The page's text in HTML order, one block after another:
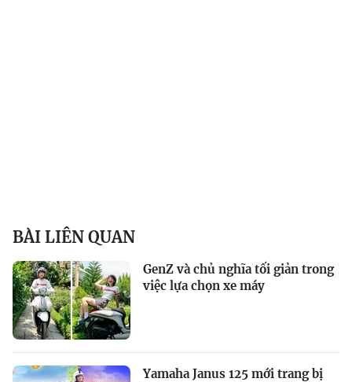
BÀI LIÊN QUAN
GenZ và chủ nghĩa tối giản trong
việc lựa chọn xe máy
Yamaha Janus 125 mới trang bị